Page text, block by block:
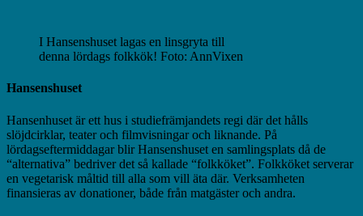
I Hansenshuset lagas en linsgryta till
denna lördags folkkök! Foto: AnnVixen
Hansenshuset
Hansenhuset är ett hus i studiefrämjandets regi där det hålls
slöjdcirklar, teater och filmvisningar och liknande. På
lördagseftermiddagar blir Hansenshuset en samlingsplats då de
“alternativa” bedriver det så kallade “folkköket”. Folkköket serverar
en vegetarisk måltid till alla som vill äta där. Verksamheten
finansieras av donationer, både från matgäster och andra.